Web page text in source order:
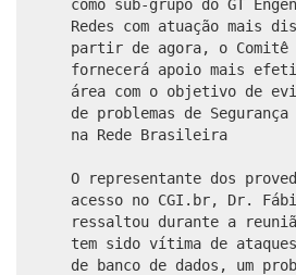
como sub-grupo do GT
Redes com atuação mais
partir de agora, o Comitê
fornecerá apoio mais
área com o objetivo de
de problemas de
na Rede Brasileira
O representante dos
acesso no CGI.br, Dr.
ressaltou durante a
tem sido vítima de
de banco de dados, um